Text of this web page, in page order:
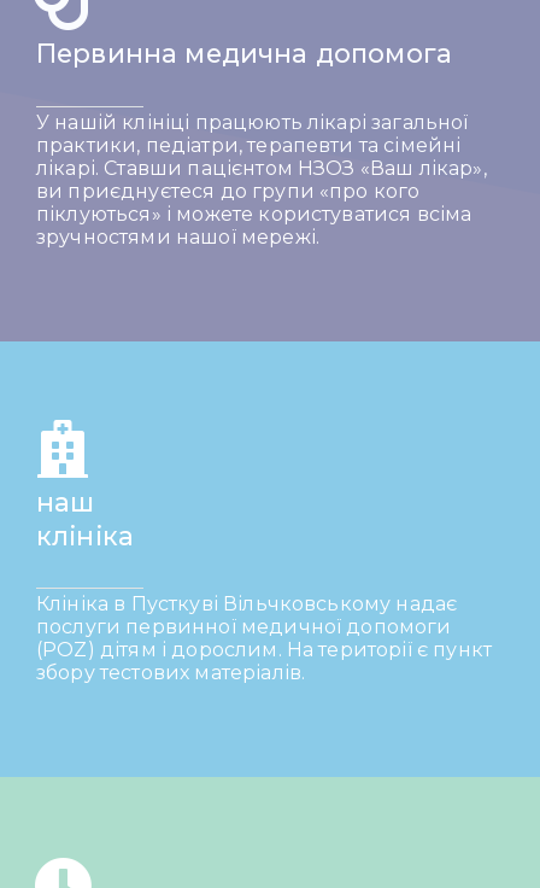
Первинна медична допомога
У нашій клініці працюють лікарі загальної
практики, педіатри, терапевти та сімейні
лікарі. Ставши пацієнтом НЗОЗ «Ваш лікар»,
ви приєднуєтеся до групи «про кого
піклуються» і можете користуватися всіма
зручностями нашої мережі.
наш
клініка
Клініка в Пусткуві Вільчковському надає
послуги первинної медичної допомоги
(POZ) дітям і дорослим. На території є пункт
збору тестових матеріалів.